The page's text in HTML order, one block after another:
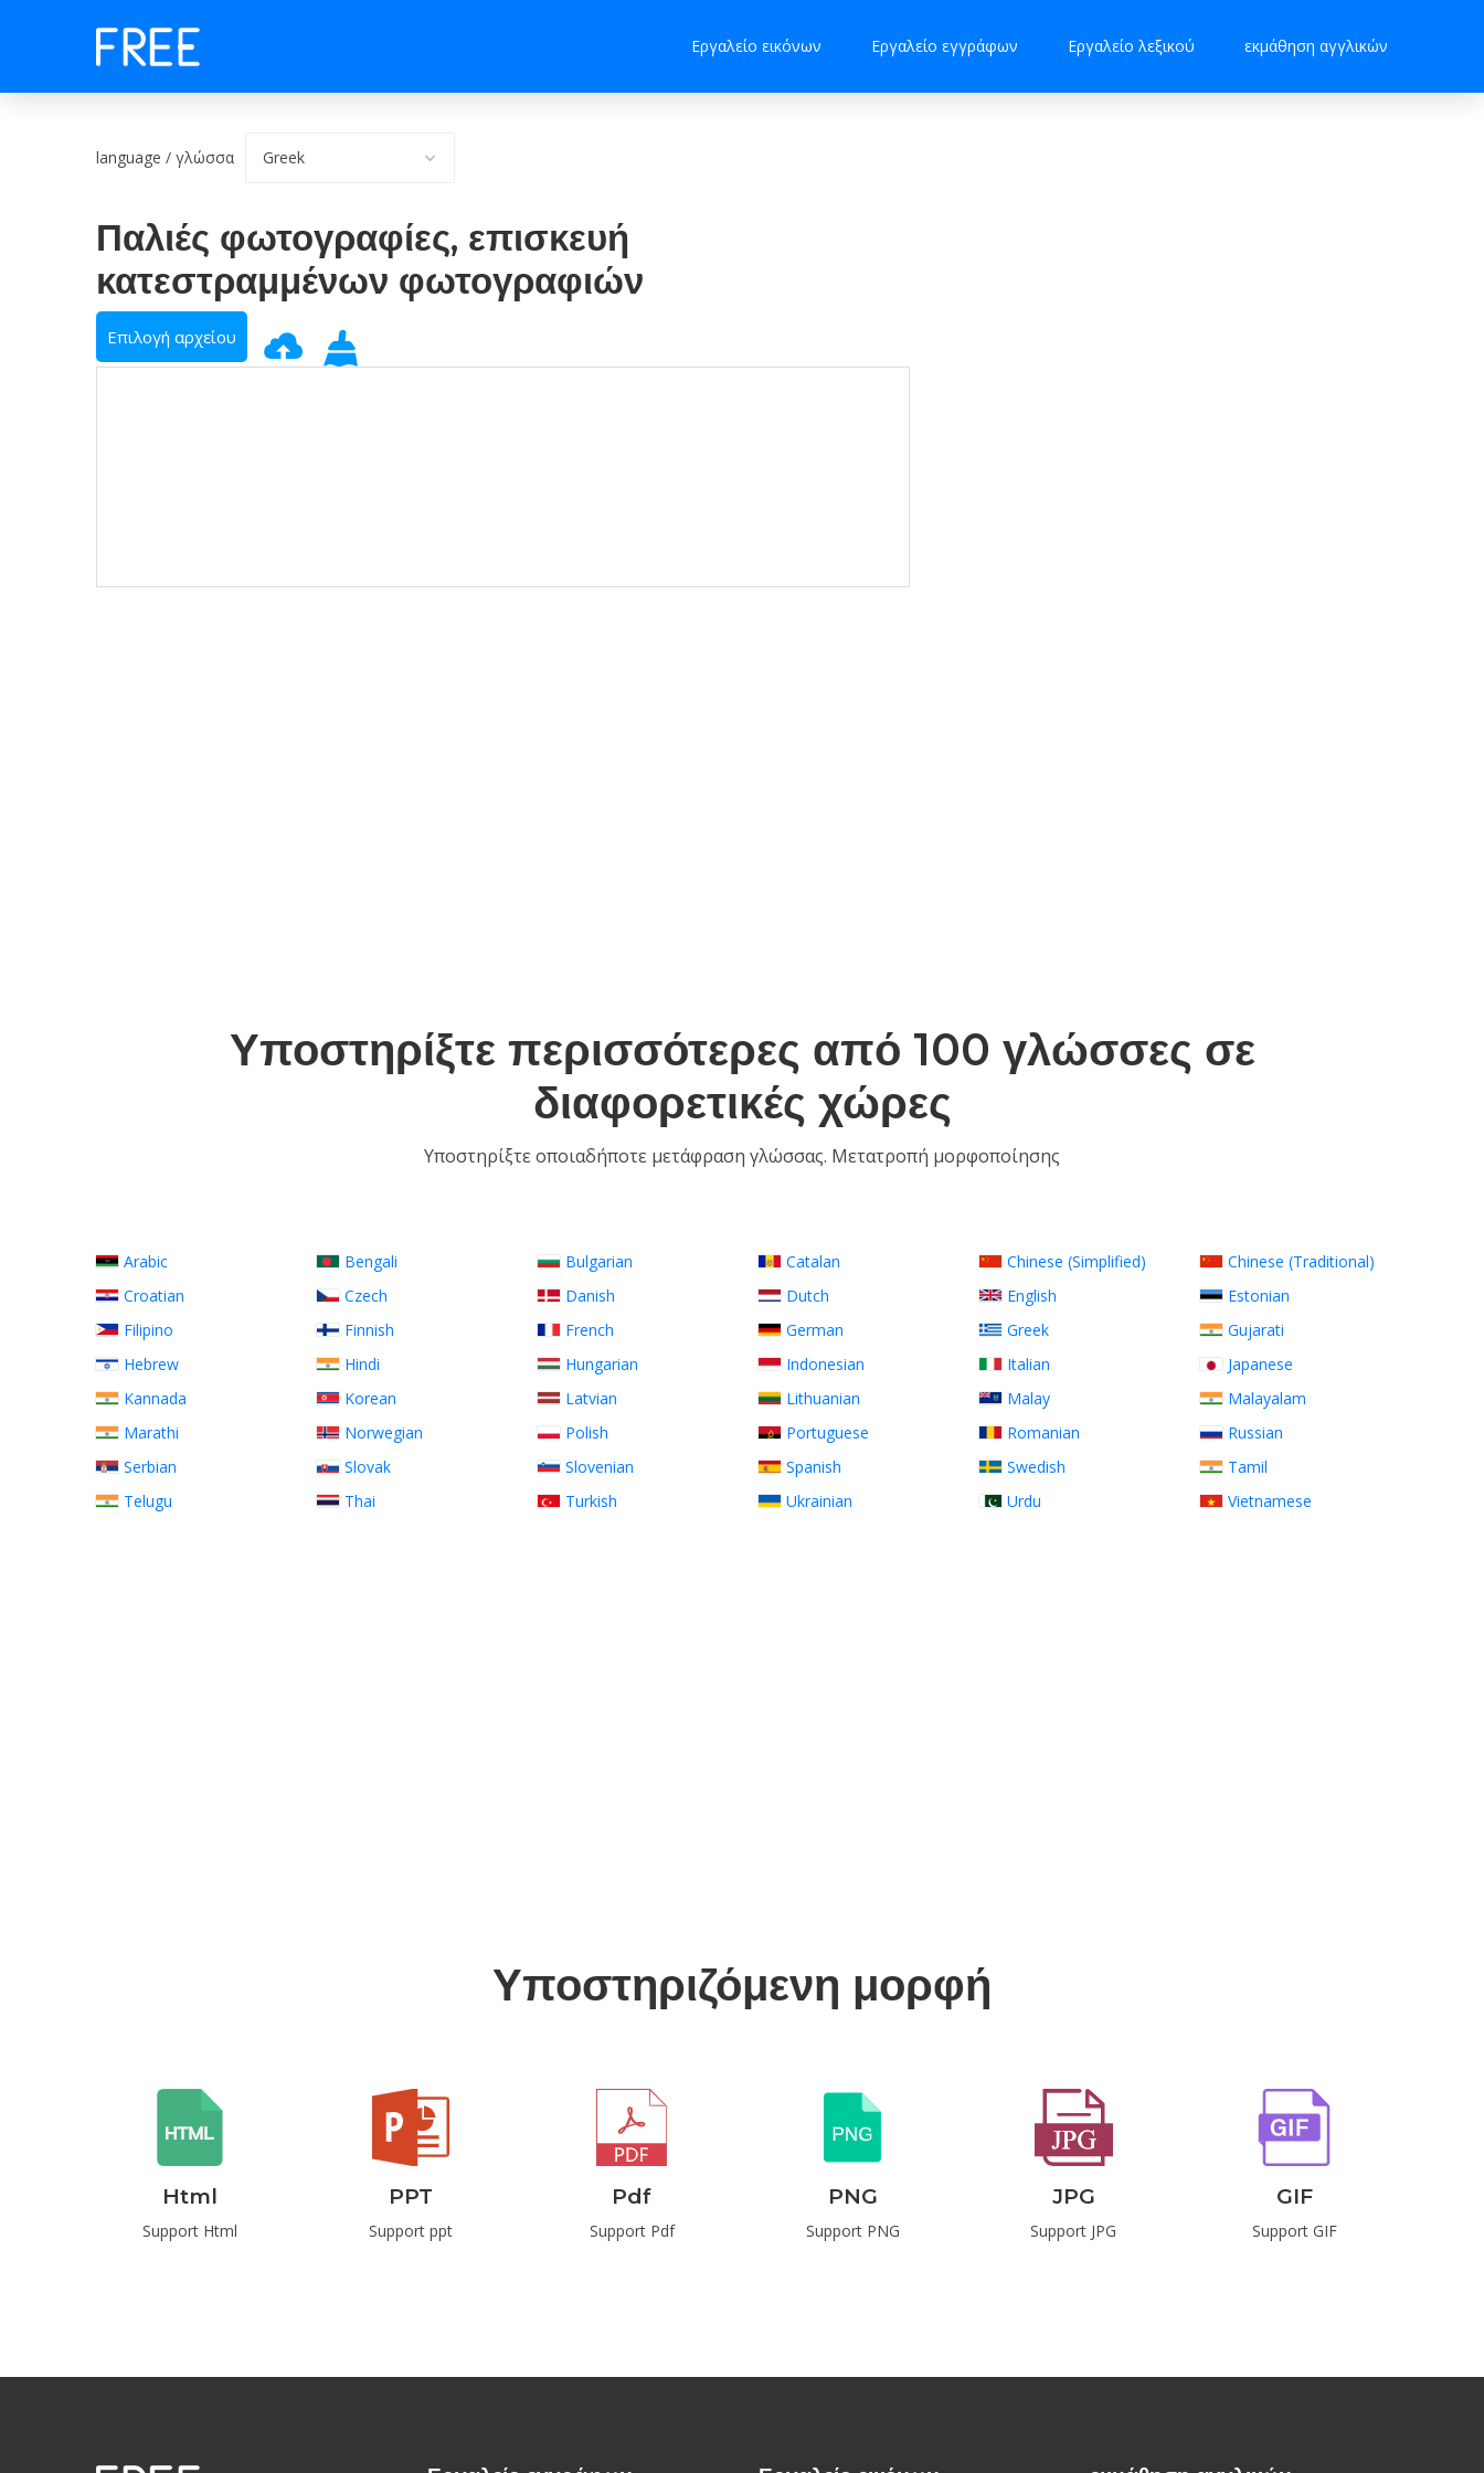
Εργαλείο εικόνων Εργαλείο εγγράφων Εργαλείο λεξικού εκμάθηση αγγλικών
language / γλώσσα
Παλιές φωτογραφίες, επισκευή
κατεστραμμένων φωτογραφιών
Επιλογή αρχείου
Υποστηρίξτε περισσότερες από 100 γλώσσες σε
διαφορετικές χώρες
Υποστηρίξτε οποιαδήποτε μετάφραση γλώσσας. Μετατροπή μορφοποίησης
Arabic Bengali Bulgarian Catalan Chinese (Simplified)
Chinese (Traditional)
Croatian
Czech Danish Dutch English
Estonian
Filipino
Finnish French German Greek
Gujarati
Hebrew
Hindi Hungarian Indonesian Italian
Japanese
Kannada
Korean Latvian Lithuanian Malay
Malayalam
Marathi
Norwegian Polish Portuguese Romanian
Russian
Serbian
Slovak Slovenian Spanish Swedish
Tamil
Telugu
Thai Turkish Ukrainian Urdu Vietnamese
Υποστηριζόμενη μορφή
Html
Support Html
PPT
Support ppt
Pdf
Support Pdf
PNG
Support PNG
JPG
Support JPG
GIF
Support GIF